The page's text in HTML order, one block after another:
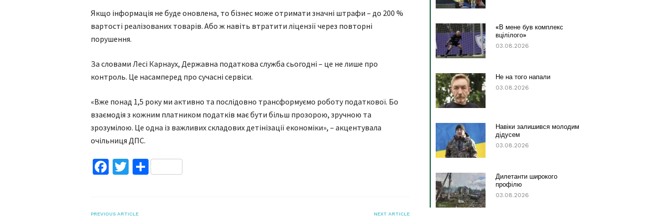
Якщо інформація не буде оновлена, то бізнес може отримати значні штрафи – до 200 %
вартості реалізованих товарів. Або ж навіть втратити ліцензії через повторні
порушення.
За словами Лесі Карнаух, Державна податкова служба сьогодні – це не лише про
контроль. Це насамперед про сучасні сервіси.
«Вже понад 1,5 року ми активно та послідовно трансформуємо роботу податкової. Бо
взаємодія з кожним платником податків має бути більш прозорою, зручною та
зрозумілою. Це одна із важливих складових детінізації економіки», – акцентувала
очільниця ДПС.
Facebook
TwitterПоділитися
PREVIOUS ARTICLE NEXT ARTICLE
«В мене був комплекс
вцілілого»
03.08.2026
Не на того напали
03.08.2026
Навіки залишився молодим
дідусем
03.08.2026
Дилетанти широкого
профілю
03.08.2026